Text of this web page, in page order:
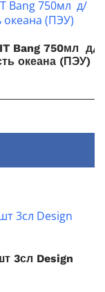
Bang 750мл д/
океана (ПЭУ)
3сл Design